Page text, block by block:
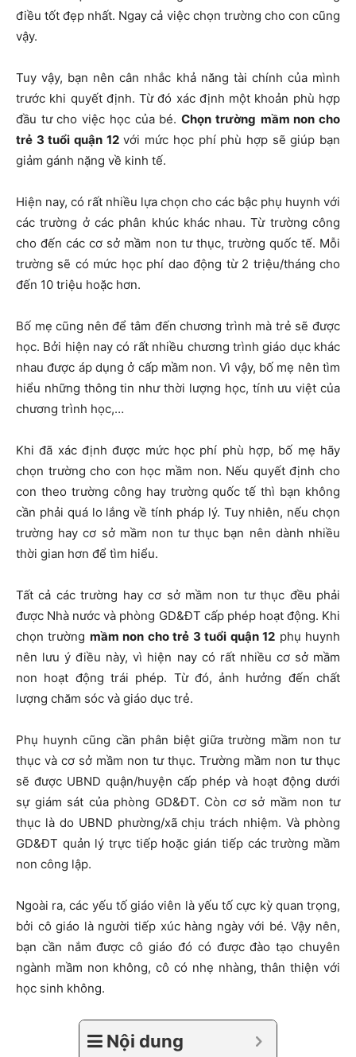
điều tốt đẹp nhất. Ngay cả việc chọn trường cho con cũng
vậy.
Tuy vậy, bạn nên cân nhắc khả năng tài chính của mình
trước khi quyết định. Từ đó xác định một khoản phù hợp
đầu tư cho việc học của bé.Chọn trường mầm non cho
trẻ 3 tuổi quận 12với mức học phí phù hợp sẽ giúp bạn
giảm gánh nặng về kinh tế.
Hiện nay, có rất nhiều lựa chọn cho các bậc phụ huynh với
các trường ở các phân khúc khác nhau. Từ trường công
cho đến các cơ sở mầm non tư thục, trường quốc tế. Mỗi
trường sẽ có mức học phí dao động từ 2 triệu/tháng cho
đến 10 triệu hoặc hơn.
Bố mẹ cũng nên để tâm đến chương trình mà trẻ sẽ được
học. Bởi hiện nay có rất nhiều chương trình giáo dục khác
nhau được áp dụng ở cấp mầm non. Vì vậy, bố mẹ nên tìm
hiểu những thông tin như thời lượng học, tính ưu việt của
chương trình học,…
Khi đã xác định được mức học phí phù hợp, bố mẹ hãy
chọn trường cho con học mầm non. Nếu quyết định cho
con theo trường công hay trường quốc tế thì bạn không
cần phải quá lo lắng về tính pháp lý. Tuy nhiên, nếu chọn
trường hay cơ sở mầm non tư thục bạn nên dành nhiều
thời gian hơn để tìm hiểu.
Tất cả các trường hay cơ sở mầm non tư thục đều phải
được Nhà nước và phòng GD&ĐT cấp phép hoạt động. Khi
chọn trường mầm non cho trẻ 3 tuổi quận 12 phụ huynh
nên lưu ý điều này, vì hiện nay có rất nhiều cơ sở mầm
non hoạt động trái phép. Từ đó, ảnh hưởng đến chất
lượng chăm sóc và giáo dục trẻ.
Phụ huynh cũng cần phân biệt giữa trường mầm non tư
thục và cơ sở mầm non tư thục. Trường mầm non tư thục
sẽ được UBND quận/huyện cấp phép và hoạt động dưới
sự giám sát của phòng GD&ĐT. Còn cơ sở mầm non tư
thục là do UBND phường/xã chịu trách nhiệm. Và phòng
GD&ĐT quản lý trực tiếp hoặc gián tiếp các trường mầm
non công lập.
Ngoài ra, các yếu tố giáo viên là yếu tố cực kỳ quan trọng,
bởi cô giáo là người tiếp xúc hàng ngày với bé. Vậy nên,
bạn cần nắm được cô giáo đó có được đào tạo chuyên
ngành mầm non không, cô có nhẹ nhàng, thân thiện với
học sinh không.
Nội dung